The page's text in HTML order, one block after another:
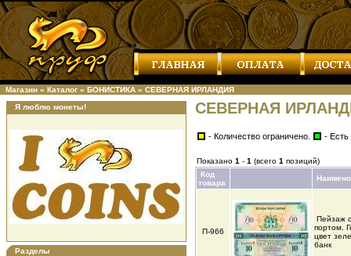
Магазин » Каталог » БОНИСТИКА » СЕВЕРНАЯ ИРЛАНДИЯ
Я люблю монеты!
Разделы
СЕВЕРНАЯ
- Количество ограничено. - Есть
Показано 1 - 1 (всего 1 позиций)
Код
товара
П-966
Пейзаж
портом.
цвет
банк